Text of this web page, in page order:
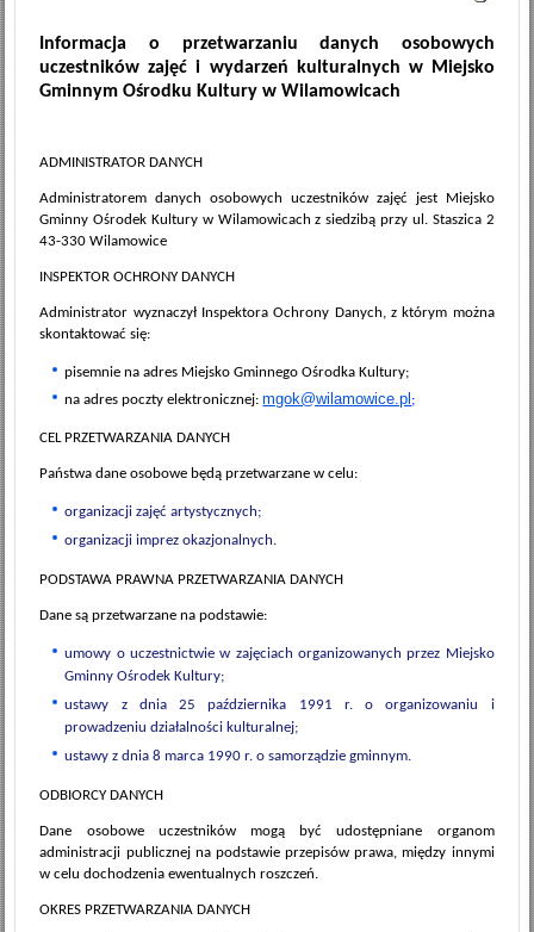
Informacja o przetwarzaniu danych osobowych
uczestników zajęć i wydarzeń kulturalnych w Miejsko
Gminnym Ośrodku Kultury w Wilamowicach
ADMINISTRATOR DANYCH
Administratorem danych osobowych uczestników zajęć jest Miejsko
Gminny Ośrodek Kultury w Wilamowicach z siedzibą przy ul. Staszica 2
43-330 Wilamowice
INSPEKTOR OCHRONY DANYCH
Administrator wyznaczył Inspektora Ochrony Danych, z którym można
skontaktować się:
pisemnie na adres Miejsko Gminnego Ośrodka Kultury;
na adres poczty elektronicznej:mgok@wilamowice.pl ;
CEL PRZETWARZANIA DANYCH
Państwa dane osobowe będą przetwarzane w celu:
organizacji zajęć artystycznych;
organizacji imprez okazjonalnych.
PODSTAWA PRAWNA PRZETWARZANIA DANYCH
Dane są przetwarzane na podstawie:
umowy o uczestnictwie w zajęciach organizowanych przez Miejsko
Gminny Ośrodek Kultury;
ustawy z dnia 25 października 1991 r. o organizowaniu i
prowadzeniu działalności kulturalnej;
ustawy z dnia 8 marca 1990 r. o samorządzie gminnym.
ODBIORCY DANYCH
Dane osobowe uczestników mogą być udostępniane organom
administracji publicznej na podstawie przepisów prawa, między innymi
w celu dochodzenia ewentualnych roszczeń.
OKRES PRZETWARZANIA DANYCH